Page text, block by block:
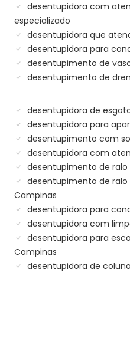
desentupidora com
especializado
desentupidora que
desentupidora para
desentupimento de
desentupimento de
desentupidora de
desentupidora para
desentupimento com
desentupidora com
desentupimento de
desentupimento de
Campinas
desentupidora para
desentupidora com
desentupidora para
Campinas
desentupidora de